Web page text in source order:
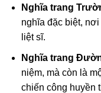
Nghĩa trang
nghĩa đặc biệt,
liệt sĩ.
Nghĩa trang
niệm, mà còn là
chiến công huyền